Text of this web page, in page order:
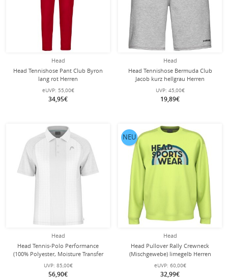
Head
Head Tennishose Pant Club Byron
lang rot Herren
eUVP: 55,00€
34,95€
Head
Head Tennishose Bermuda Club
Jacob kurz hellgrau Herren
UVP: 45,00€
19,89€
Head
Head Tennis-Polo Performance
(100% Polyester, Moisture Transfer
Microfiber Technologie) 2025
weiss/grau Herren
UVP: 85,00€
56,90€
Head
Head Pullover Rally Crewneck
(Mischgewebe) limegelb Herren
eUVP: 60,00€
32,99€
NEU